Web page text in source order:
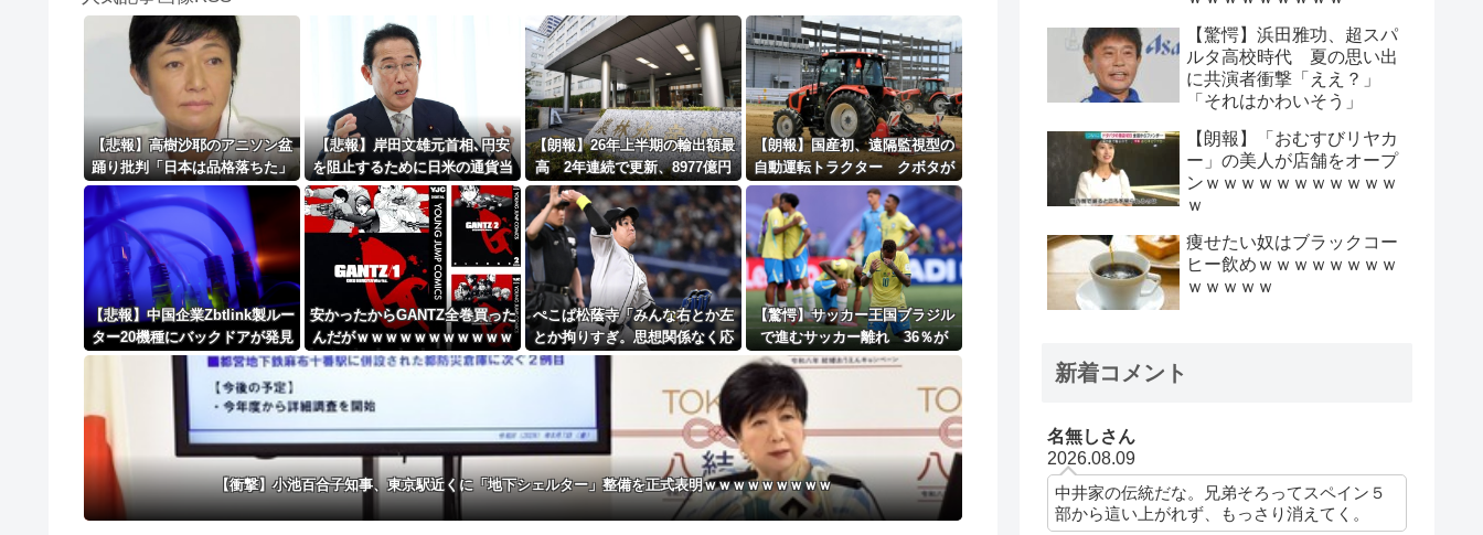
Powered by livedoor 相互RSS
ゴールデンボンバーのライブ中に突然、謎の女性がカンペを持って、ステージ上に乱入！...
大男「1回戦の相手はこのｶﾞｷか？楽勝だな」少年剣士「…ふんっ、あまり調子に乗ら...
8/4のニュース
日本旅行キャンセルすべきか…1万年ぶり史上最大級の火山の兆し＝韓国の反応
更新中止のお知らせ
海外「おめでとうタキ！」リヴァプール南野がバースデーゴール！！
Powered by livedoor 相互RSS
【悲報】高樹沙耶のアニソン盆
踊り批判「日本は品格落ちた」
で大論争！過去の大麻発言にも
飛び火…「炎上気味なので」自
ら幕引き図る
【悲報】岸田文雄元首相､円安
を阻止するために日米の通貨当
局が実施した為替介入は｢一時
しのぎに過ぎない｣との認識を
示す
【朗報】26年上半期の輸出額最
高 2年連続で更新、8977億円
農水省「インバウンドの増加に
伴い、日本食の認知度が向上」
【朗報】国産初、遠隔監視型の
自動運転トラクター クボタが
来春に発売！！！
【悲報】中国企業Zbtlink製ルー
ター20機種にバックドアが発見
されるｗｗｗｗｗｗｗｗｗ
安かったからGANTZ全巻買った
んだがｗｗｗｗｗｗｗｗｗｗｗ
ｗｗ
ぺこぱ松蔭寺「みんな右とか左
とか拘りすぎ。思想関係なく応
援しようよ」
【驚愕】サッカー王国ブラジル
で進むサッカー離れ 36％が
「関心なし」
【衝撃】小池百合子知事、東京駅近くに「地下シェルター」整備を正式表明ｗｗｗｗｗｗｗｗｗ
【驚愕】浜田雅功、超スパ
ルタ高校時代 夏の思い出
に共演者衝撃「ええ？」
「それはかわいそう」
【朗報】「おむすびリヤカ
ー」の美人が店舗をオープ
ンｗｗｗｗｗｗｗｗｗｗｗ
ｗ
痩せたい奴はブラックコー
ヒー飲めｗｗｗｗｗｗｗｗ
ｗｗｗｗｗ
新着コメント
名無しさん
2026.08.09
中井家の伝統だな。兄弟そろってスペイン５
部から這い上がれず、もっさり消えてく。